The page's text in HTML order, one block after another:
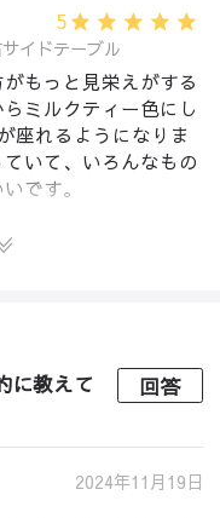
5
イドテーブル
もっと見栄えがする
ミルクティー色にし
座れるようになりま
いて、いろんなもの
です。
に教えて
回答
2024年11月19日